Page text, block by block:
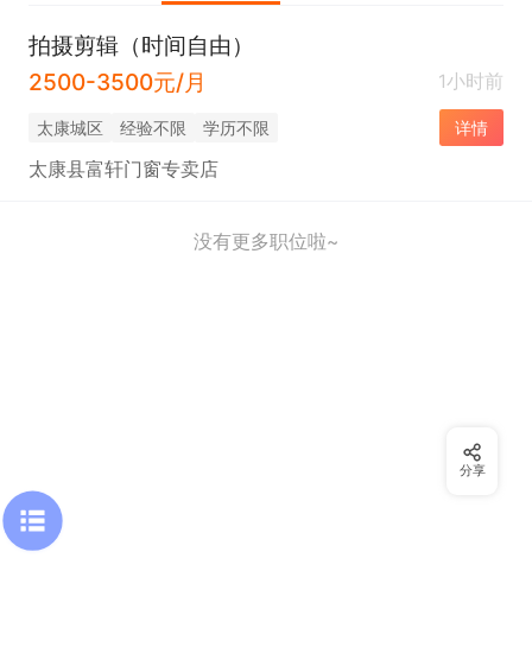
拍摄剪辑（时间自由）
2500-3500元/月
1小时前
太康城区 经验不限 学历不限 详情
太康县富轩门窗专卖店
没有更多职位啦~
分享